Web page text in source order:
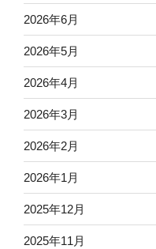
2026年6月
2026年5月
2026年4月
2026年3月
2026年2月
2026年1月
2025年12月
2025年11月